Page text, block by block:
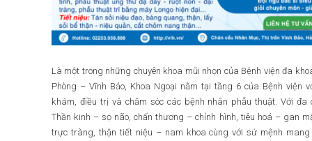
Là một trong những chuyên khoa mũi nhọn của Bệnh viện đa
Phòng – Vĩnh Bảo, Khoa Ngoại nằm tại tầng 6 của Bệnh viện
khám, điều trị và chăm sóc các bệnh nhân phẫu thuật. Với đa
Thần kinh – sọ não, chấn thương – chỉnh hình, tiêu hoá – gan
trực tràng, thận tiết niệu – nam khoa cùng với sứ mệnh mang